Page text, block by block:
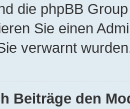
die phpBB
Sie einen
verwarnt
Beiträge den